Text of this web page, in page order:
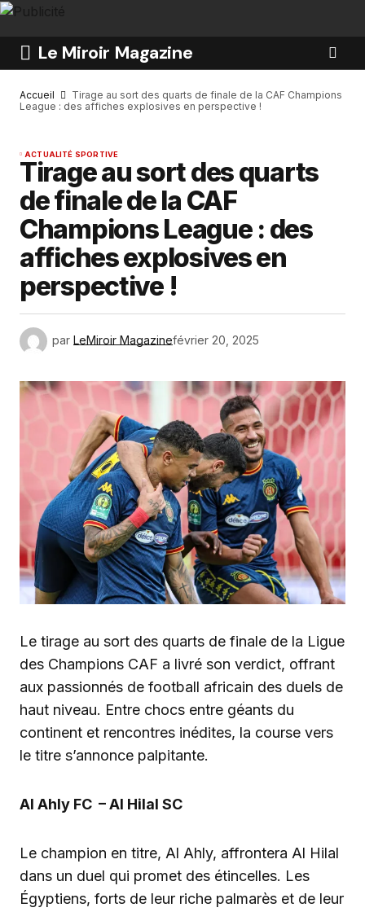
Le Miroir Magazine
Accueil
Tirage au sort des quarts de finale de la CAF Champions
League : des affiches explosives en perspective !
ACTUALITÉ SPORTIVE
Tirage au sort des quarts
de finale de la CAF
Champions League : des
affiches explosives en
perspective !
par LeMiroir Magazinefévrier 20, 2025
Le tirage au sort des quarts de finale de la Ligue
des Champions CAF a livré son verdict, offrant
aux passionnés de football africain des duels de
haut niveau. Entre chocs entre géants du
continent et rencontres inédites, la course vers
le titre s’annonce palpitante.
Al Ahly FC – Al Hilal SC
Le champion en titre, Al Ahly, affrontera Al Hilal
dans un duel qui promet des étincelles. Les
Égyptiens, forts de leur riche palmarès et de leur